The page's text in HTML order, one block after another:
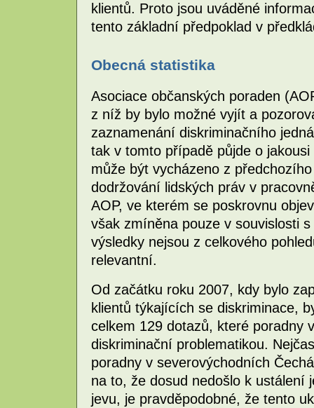
klientů. Proto jsou uváděné
tento základní předpoklad v
Obecná statistika
Asociace občanských poraden
z níž by bylo možné vyjít a
zaznamenání diskriminačního
tak v tomto případě půjde o
může být vycházeno z
dodržování lidských práv v
AOP, ve kterém se poskrovnu
však zmíněna pouze v souvislosti
výsledky nejsou z celkového
relevantní.
Od začátku roku 2007, kdy bylo
klientů týkajících se diskriminace,
celkem 129 dotazů, které poradny
diskriminační problematikou.
poradny v severovýchodních
na to, že dosud nedošlo k ustálení
jevu, je pravděpodobné, že tento